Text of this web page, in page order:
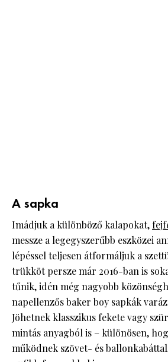
A sapka
Imádjuk a különböző kalapokat,
messze a legegyszerűbb eszközei
lépéssel teljesen átformáljuk a
trükköt persze már 2016-ban is
tűnik, idén még nagyobb
napellenzős baker boy sapkák
Jöhetnek klasszikus fekete vagy
mintás anyagból is – különösen,
működnek szövet- és